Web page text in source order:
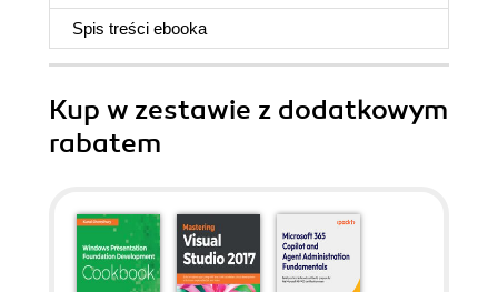
Spis treści ebooka
Kup w zestawie z dodatkowym
rabatem